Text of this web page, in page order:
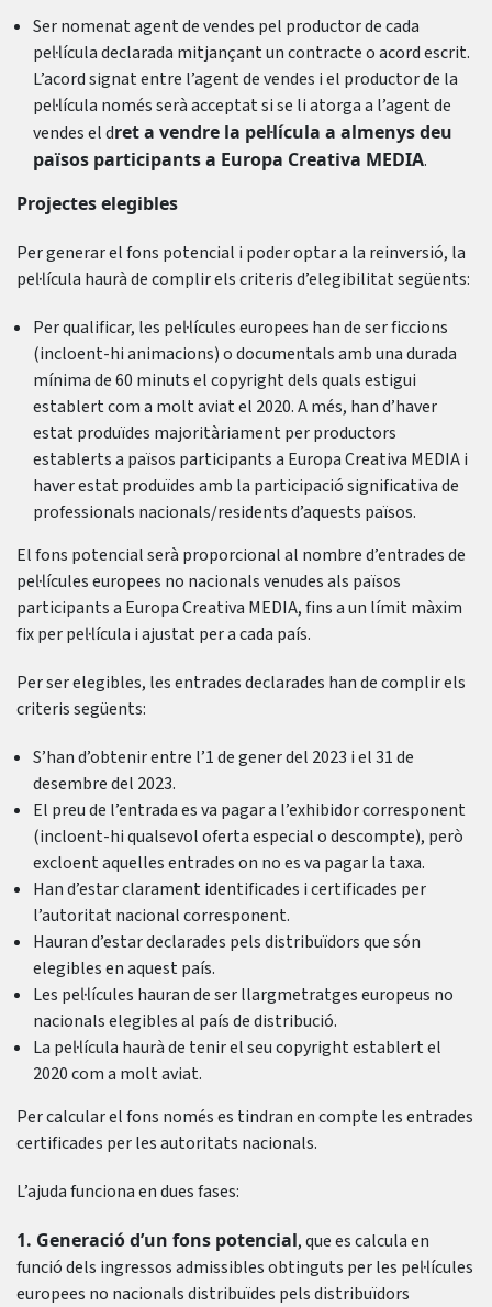
Ser nomenat agent de vendes pel productor de cada
pel·lícula declarada mitjançant un contracte o acord escrit.
L’acord signat entre l’agent de vendes i el productor de la
pel·lícula només serà acceptat si se li atorga a l’agent de
vendes el dret a vendre la pel·lícula a almenys deu
països participants a Europa Creativa MEDIA.
Projectes elegibles
Per generar el fons potencial i poder optar a la reinversió, la
pel·lícula haurà de complir els criteris d’elegibilitat següents:
Per qualificar, les pel·lícules europees han de ser ficcions
(incloent-hi animacions) o documentals amb una durada
mínima de 60 minuts el copyright dels quals estigui
establert com a molt aviat el 2020. A més, han d’haver
estat produïdes majoritàriament per productors
establerts a països participants a Europa Creativa MEDIA i
haver estat produïdes amb la participació significativa de
professionals nacionals/residents d’aquests països.
El fons potencial serà proporcional al nombre d’entrades de
pel·lícules europees no nacionals venudes als països
participants a Europa Creativa MEDIA, fins a un límit màxim
fix per pel·lícula i ajustat per a cada país.
Per ser elegibles, les entrades declarades han de complir els
criteris següents:
S’han d’obtenir entre l’1 de gener del 2023 i el 31 de
desembre del 2023.
El preu de l’entrada es va pagar a l’exhibidor corresponent
(incloent-hi qualsevol oferta especial o descompte), però
excloent aquelles entrades on no es va pagar la taxa.
Han d’estar clarament identificades i certificades per
l’autoritat nacional corresponent.
Hauran d’estar declarades pels distribuïdors que són
elegibles en aquest país.
Les pel·lícules hauran de ser llargmetratges europeus no
nacionals elegibles al país de distribució.
La pel·lícula haurà de tenir el seu copyright establert el
2020 com a molt aviat.
Per calcular el fons només es tindran en compte les entrades
certificades per les autoritats nacionals.
L’ajuda funciona en dues fases:
1. Generació d’un fons potencial, que es calcula en
funció dels ingressos admissibles obtinguts per les pel·lícules
europees no nacionals distribuïdes pels distribuïdors